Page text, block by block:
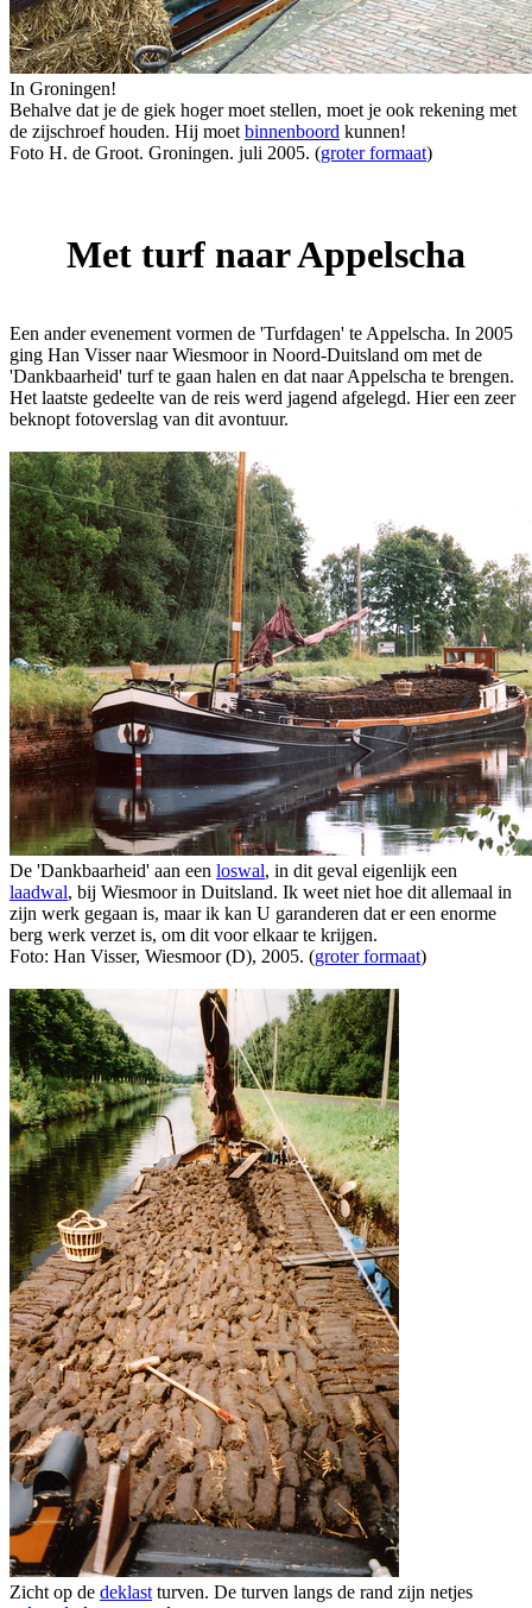
In Groningen!
Behalve dat je de giek hoger moet stellen, moet je ook rekening met
de zijschroef houden. Hij moet binnenboord kunnen!
Foto H. de Groot. Groningen. juli 2005. (groter formaat)
Met turf naar Appelscha
Een ander evenement vormen de 'Turfdagen' te Appelscha. In 2005
ging Han Visser naar Wiesmoor in Noord-Duitsland om met de
'Dankbaarheid' turf te gaan halen en dat naar Appelscha te brengen.
Het laatste gedeelte van de reis werd jagend afgelegd. Hier een zeer
beknopt fotoverslag van dit avontuur.
De 'Dankbaarheid' aan een loswal, in dit geval eigenlijk een
laadwal, bij Wiesmoor in Duitsland. Ik weet niet hoe dit allemaal in
zijn werk gegaan is, maar ik kan U garanderen dat er een enorme
berg werk verzet is, om dit voor elkaar te krijgen.
Foto: Han Visser, Wiesmoor (D), 2005. (groter formaat)
Zicht op de deklast turven. De turven langs de rand zijn netjes